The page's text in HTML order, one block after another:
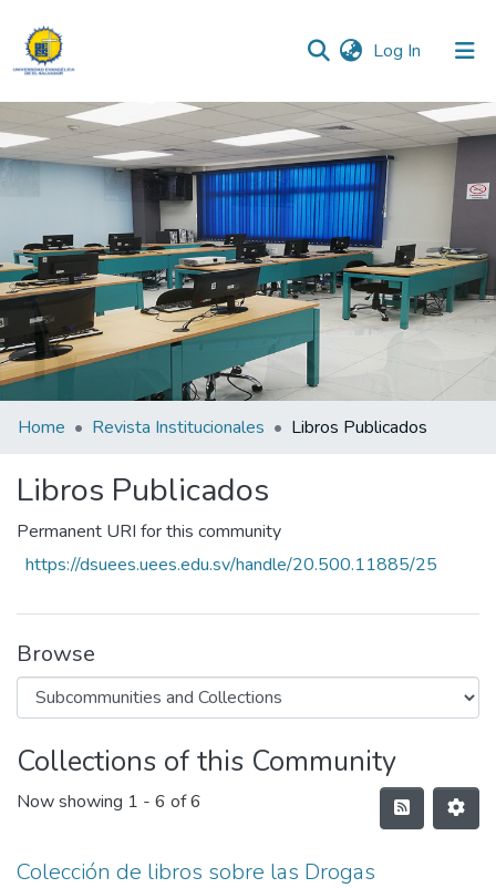
Log In (current)
Communities & Collections
All of DSpace
Home Revista Institucionales Libros Publicados
Libros Publicados
Permanent URI for this community
https://dsuees.uees.edu.sv/handle/20.500.11885/25
Browse
Collections of this Community
Now showing 1 - 6 of 6
Colección de libros sobre las Drogas